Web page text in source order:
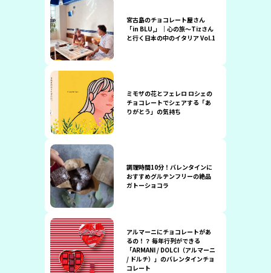
宮古島のチョコレート屋さん
「in BLU,」｜心の旅〜Tizさん
と行く日本の中のイタリア Vol.1
ミモザの花とフェレロ ロシェの
チョコレートでシェアする「あ
りがとう」の気持ち
調理時間10分！バレンタインに
おすすめグルテンフリーの絶品
ガトーショコラ
アルマーニにチョコレートがあ
るの！？ 毎年行列ができる
「ARMANI / DOLCI（アルマーニ
/ ドルチ）」のバレンタインチョ
コレート